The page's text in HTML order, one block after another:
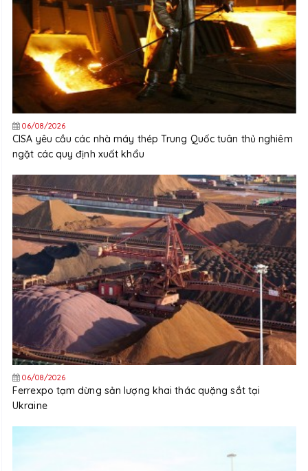
06/08/2026
CISA yêu cầu các nhà máy thép Trung Quốc tuân thủ nghiêm
ngặt các quy định xuất khẩu
06/08/2026
Ferrexpo tạm dừng sản lượng khai thác quặng sắt tại
Ukraine